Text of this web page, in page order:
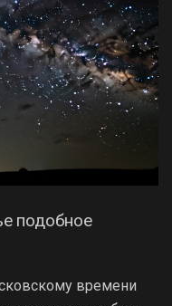
подобное
времени